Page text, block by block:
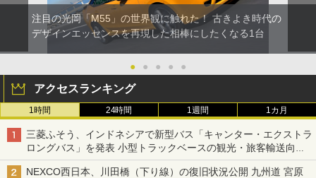
注目の光岡「M55」の世界観に触れた！ 古きよき時代の
デザインエッセンスを再現した相棒にしたくなる1台
● ● ● ● ●
アクセスランキング
1時間 24時間 1週間 1カ月
三菱ふそう、インドネシアで新型バス「キャンター・エクストラ
ロングバス」を発表 小型トラックベースの観光・旅客輸送向け
バス
NEXCO西日本、川田橋（下り線）の復旧状況公開 九州道 宮原